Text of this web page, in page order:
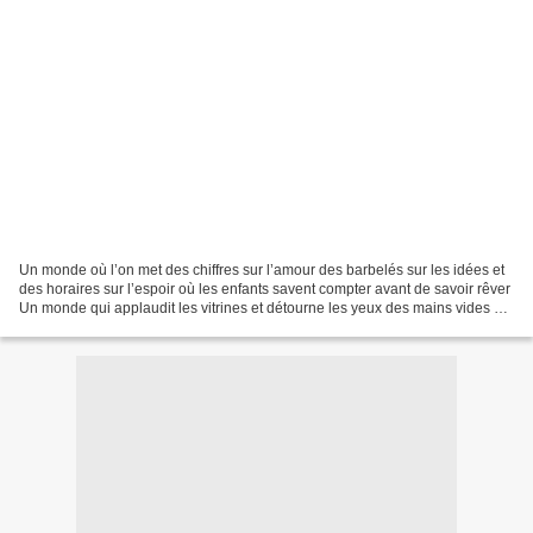
Un monde où l’on met des chiffres sur l’amour des barbelés sur les idées et
des horaires sur l’espoir où les enfants savent compter avant de savoir rêver
Un monde qui applaudit les vitrines et détourne les yeux des mains vides qui